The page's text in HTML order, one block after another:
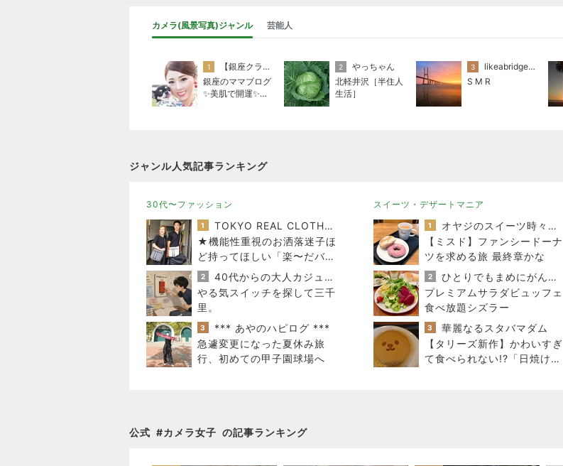
カメラ(風景写真)ジャンル 芸能人
1
【銀座クラブ高嶋】元OL婚約破棄から24歳で銀座ママ25歳でオーナーママ銀座 美肌で開運♡パワースポット巡り高嶋りえ子ブログ
銀座のママブログ
✨美肌で開運✨銀
ーキン コーデ
2
やっちゃん
北軽井沢［半住人
生活］
3
likeabridgeover
S M R
ジャンル人気記事ランキング
30代〜ファッション
1
TOKYO REAL CLOTHES 大人世代のリアルクローズ
★機能性重視のお洒落迷子ほ
ど持ってほしい「楽〜だバッ
グ」
2
40代からの大人カジュアルを品良く着こなすファッションブログ
やる気スイッチを探して三千
里。
3
*** あやのハピログ ***
急遽変更になった夏休み旅
行、初めての甲子園球場へ
スイーツ・デザートマニア
1
オヤジのスイーツ時々ランニングブログ
【ミスド】ファンシードーナ
ツを求める旅 最終章かな
2
ひとりでもまめにがんばるブログ
プレミアムサラダビュッフェ
食べ放題シズラー
3
華麗なるスタバマダム
【タリーズ新作】かわいすぎ
て食べられない!?「日焼けベ
公式 #カメラ女子 の記事ランキング